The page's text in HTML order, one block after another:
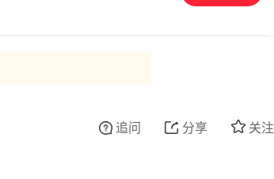
关注
分享
追问